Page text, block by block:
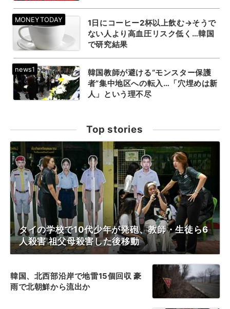
1日にコーヒー2杯以上飲む→そうで
ない人より高血圧リスク低く…韓国
で研究結果
韓国教師が避ける“モンスター保護
者”集中地区への転入…「穴埋めは新
人」という理不尽
Top stories
タイの学校で10代少年が発砲、教師・生徒ら6
人殺害 祖父母殺害した後移動
韓国、北西部沿岸で地雷15個回収 豪
雨で北朝鮮から流出か